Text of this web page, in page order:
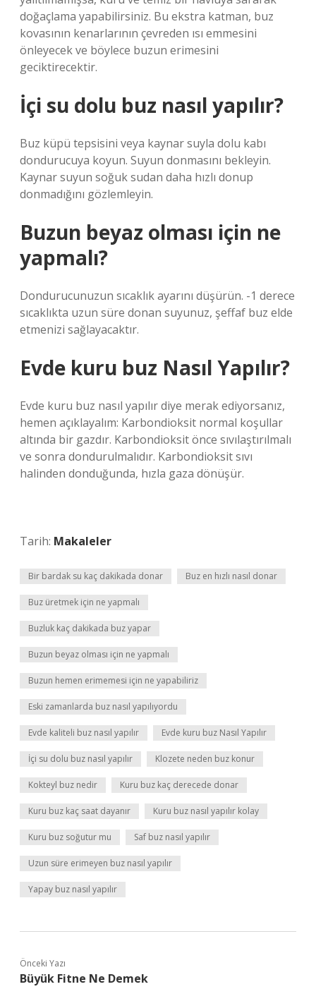
doğaçlama yapabilirsiniz. Bu ekstra katman, buz
kovasının kenarlarının çevreden ısı emmesini
önleyecek ve böylece buzun erimesini
geciktirecektir.
İçi su dolu buz nasıl yapılır?
Buz küpü tepsisini veya kaynar suyla dolu kabı
dondurucuya koyun. Suyun donmasını bekleyin.
Kaynar suyun soğuk sudan daha hızlı donup
donmadığını gözlemleyin.
Buzun beyaz olması için ne
yapmalı?
Dondurucunuzun sıcaklık ayarını düşürün. -1 derece
sıcaklıkta uzun süre donan suyunuz, şeffaf buz elde
etmenizi sağlayacaktır.
Evde kuru buz Nasıl Yapılır?
Evde kuru buz nasıl yapılır diye merak ediyorsanız,
hemen açıklayalım: Karbondioksit normal koşullar
altında bir gazdır. Karbondioksit önce sıvılaştırılmalı
ve sonra dondurulmalıdır. Karbondioksit sıvı
halinden donduğunda, hızla gaza dönüşür.
Tarih: Makaleler
Bir bardak su kaç dakikada donar Buz en hızlı nasıl donar
Buz üretmek için ne yapmalı
Buzluk kaç dakikada buz yapar
Buzun beyaz olması için ne yapmalı
Buzun hemen erimemesi için ne yapabiliriz
Eski zamanlarda buz nasıl yapılıyordu
Evde kaliteli buz nasıl yapılır Evde kuru buz Nasıl Yapılır
İçi su dolu buz nasıl yapılır Klozete neden buz konur
Kokteyl buz nedir Kuru buz kaç derecede donar
Kuru buz kaç saat dayanır Kuru buz nasıl yapılır kolay
Kuru buz soğutur mu Saf buz nasıl yapılır
Uzun süre erimeyen buz nasıl yapılır
Yapay buz nasıl yapılır
Önceki Yazı
Büyük Fitne Ne Demek